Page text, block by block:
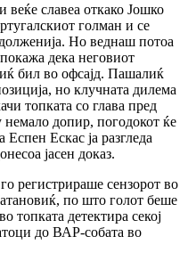
веќе славеа откако Јошко
голман и се
Но веднаш потоа
дека неговиот
бил во офсајд. Пашалиќ
но клучната дилема
топката со глава пред
немало допир, погодокот ќе
Ескас ја разгледа
јасен доказ.
регистрираше сензорот во
по што голот беше
детектира секој
до ВАР-собата во